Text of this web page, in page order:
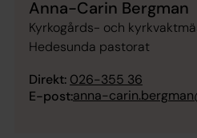
Anna-Carin Bergman
Kyrkogårds- och
Hedesunda pastorat
Direkt: 026-355 36
E-post:anna-